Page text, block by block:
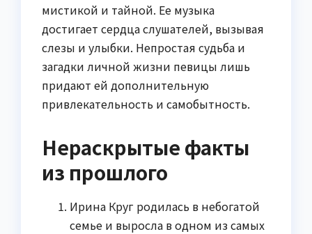
мистикой и тайной. Ее музыка
достигает сердца слушателей, вызывая
слезы и улыбки. Непростая судьба и
загадки личной жизни певицы лишь
придают ей дополнительную
привлекательность и самобытность.
Нераскрытые факты
из прошлого
Ирина Круг родилась в небогатой
семье и выросла в одном из самых